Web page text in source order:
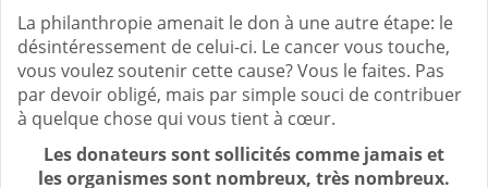
La philanthropie amenait le don à une autre étape: le
désintéressement de celui-ci. Le cancer vous touche,
vous voulez soutenir cette cause? Vous le faites. Pas
par devoir obligé, mais par simple souci de contribuer
à quelque chose qui vous tient à cœur.
Les donateurs sont sollicités comme jamais et
les organismes sont nombreux, très nombreux.